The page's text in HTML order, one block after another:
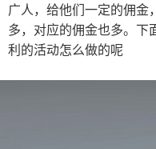
①微享宝
广人，给他们一定的佣金
多，对应的佣金也多。下
利的活动怎么做的呢